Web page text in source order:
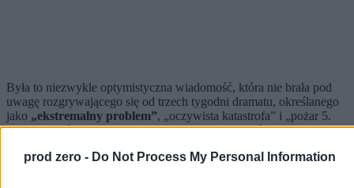
prod zero - Do Not Process My Personal Information
Była to niezwykle optymistyczna wiadomość, która nie brała pod
uwagę rozgrywającego się od trzech tygodni dramatu, określanego
jako „ekstremalny problem”, „oczywista katastrofa” i „pożar 5.
stopnia”. Mówienie o „większym zakresie” wyników sprzedaży
premiery trzech nowych modeli iPhone’a w czasie, przy czym dwa